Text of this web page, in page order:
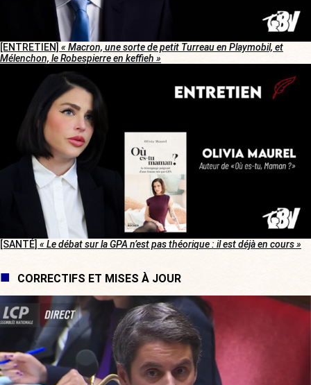
[ENTRETIEN] « Macron, une sorte de petit Turreau en Playmobil, et
Mélenchon, le Robespierre en keffieh »
[SANTÉ] « Le débat sur la GPA n’est pas théorique : il est déjà en cours »
CORRECTIFS ET MISES À JOUR